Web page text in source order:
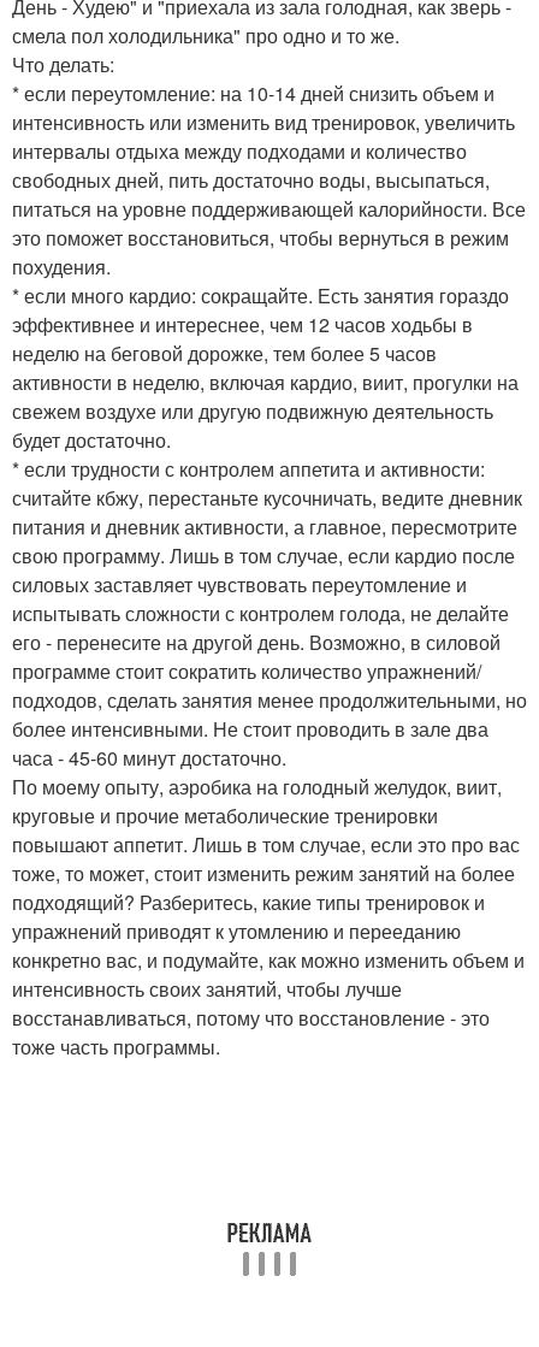
День - Худею" и "приехала из зала голодная, как зверь -
смела пол холодильника" про одно и то же.
Что делать:
* если переутомление: на 10-14 дней снизить объем и
интенсивность или изменить вид тренировок, увеличить
интервалы отдыха между подходами и количество
свободных дней, пить достаточно воды, высыпаться,
питаться на уровне поддерживающей калорийности. Все
это поможет восстановиться, чтобы вернуться в режим
похудения.
* если много кардио: сокращайте. Есть занятия гораздо
эффективнее и интереснее, чем 12 часов ходьбы в
неделю на беговой дорожке, тем более 5 часов
активности в неделю, включая кардио, виит, прогулки на
свежем воздухе или другую подвижную деятельность
будет достаточно.
* если трудности с контролем аппетита и активности:
считайте кбжу, перестаньте кусочничать, ведите дневник
питания и дневник активности, а главное, пересмотрите
свою программу. Лишь в том случае, если кардио после
силовых заставляет чувствовать переутомление и
испытывать сложности с контролем голода, не делайте
его - перенесите на другой день. Возможно, в силовой
программе стоит сократить количество упражнений/
подходов, сделать занятия менее продолжительными, но
более интенсивными. Не стоит проводить в зале два
часа - 45-60 минут достаточно.
По моему опыту, аэробика на голодный желудок, виит,
круговые и прочие метаболические тренировки
повышают аппетит. Лишь в том случае, если это про вас
тоже, то может, стоит изменить режим занятий на более
подходящий? Разберитесь, какие типы тренировок и
упражнений приводят к утомлению и перееданию
конкретно вас, и подумайте, как можно изменить объем и
интенсивность своих занятий, чтобы лучше
восстанавливаться, потому что восстановление - это
тоже часть программы.